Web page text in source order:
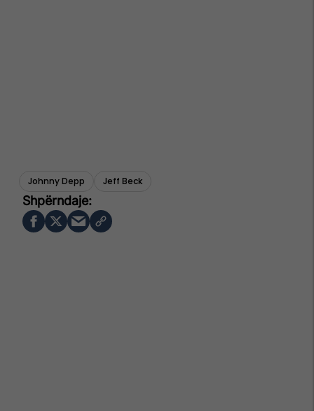
Johnny Depp Jeff Beck